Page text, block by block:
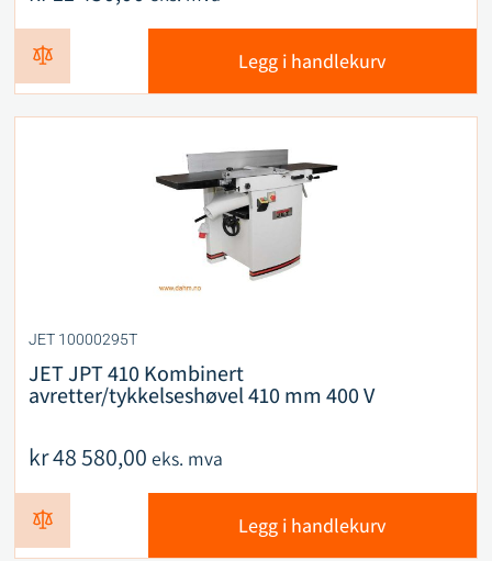
Legg i handlekurv
JET 10000295T
JET JPT 410 Kombinert
avretter/tykkelseshøvel 410 mm 400 V
kr48 580,00 eks. mva
Legg i handlekurv